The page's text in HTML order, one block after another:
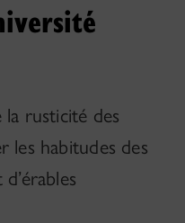
rusticité des
les habitudes des